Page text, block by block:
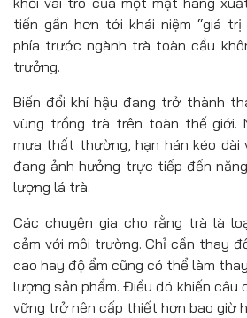
tiến gần hơn tới khái niệm “giá trị
phía trước ngành trà toàn cầu
trưởng.
Biến đổi khí hậu đang trở thành
vùng trồng trà trên toàn thế giới.
mưa thất thường, hạn hán kéo dài
đang ảnh hưởng trực tiếp đến
lượng lá trà.
Các chuyên gia cho rằng trà là
cảm với môi trường. Chỉ cần thay
cao hay độ ẩm cũng có thể làm
lượng sản phẩm. Điều đó khiến câu
vững trở nên cấp thiết hơn bao giờ